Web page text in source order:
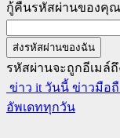
กู้คืนรหัสผ่านของคุณ
รหัสผ่านจะถูกอีเมล์
ข่าว it วันนี้ ข่าวมือ
อัพเดททุกวัน